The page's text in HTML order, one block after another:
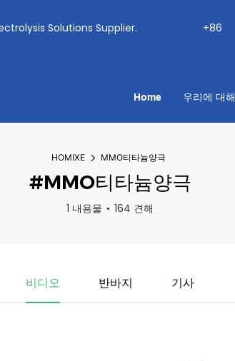
Electrolysis Solutions Supplier.
+86
Home 우리에 대해
HOMIXE MMO티타늄양극
#MMO티타늄양극
1 내용물 164 견해
비디오 반바지 기사